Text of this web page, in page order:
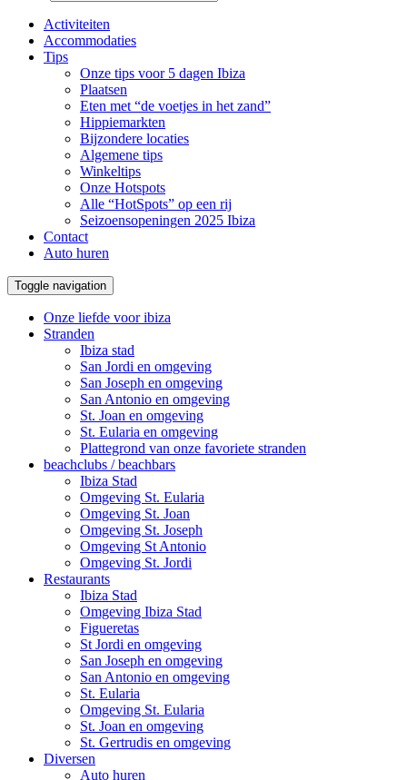
Activiteiten
Accommodaties
Tips
Onze tips voor 5 dagen Ibiza
Plaatsen
Eten met “de voetjes in het zand”
Hippiemarkten
Bijzondere locaties
Algemene tips
Winkeltips
Onze Hotspots
Alle “HotSpots” op een rij
Seizoensopeningen 2025 Ibiza
Contact
Auto huren
Toggle navigation
Onze liefde voor ibiza
Stranden
Ibiza stad
San Jordi en omgeving
San Joseph en omgeving
San Antonio en omgeving
St. Joan en omgeving
St. Eularia en omgeving
Plattegrond van onze favoriete stranden
beachclubs / beachbars
Ibiza Stad
Omgeving St. Eularia
Omgeving St. Joan
Omgeving St. Joseph
Omgeving St Antonio
Omgeving St. Jordi
Restaurants
Ibiza Stad
Omgeving Ibiza Stad
Figueretas
St Jordi en omgeving
San Joseph en omgeving
San Antonio en omgeving
St. Eularia
Omgeving St. Eularia
St. Joan en omgeving
St. Gertrudis en omgeving
Diversen
Auto huren